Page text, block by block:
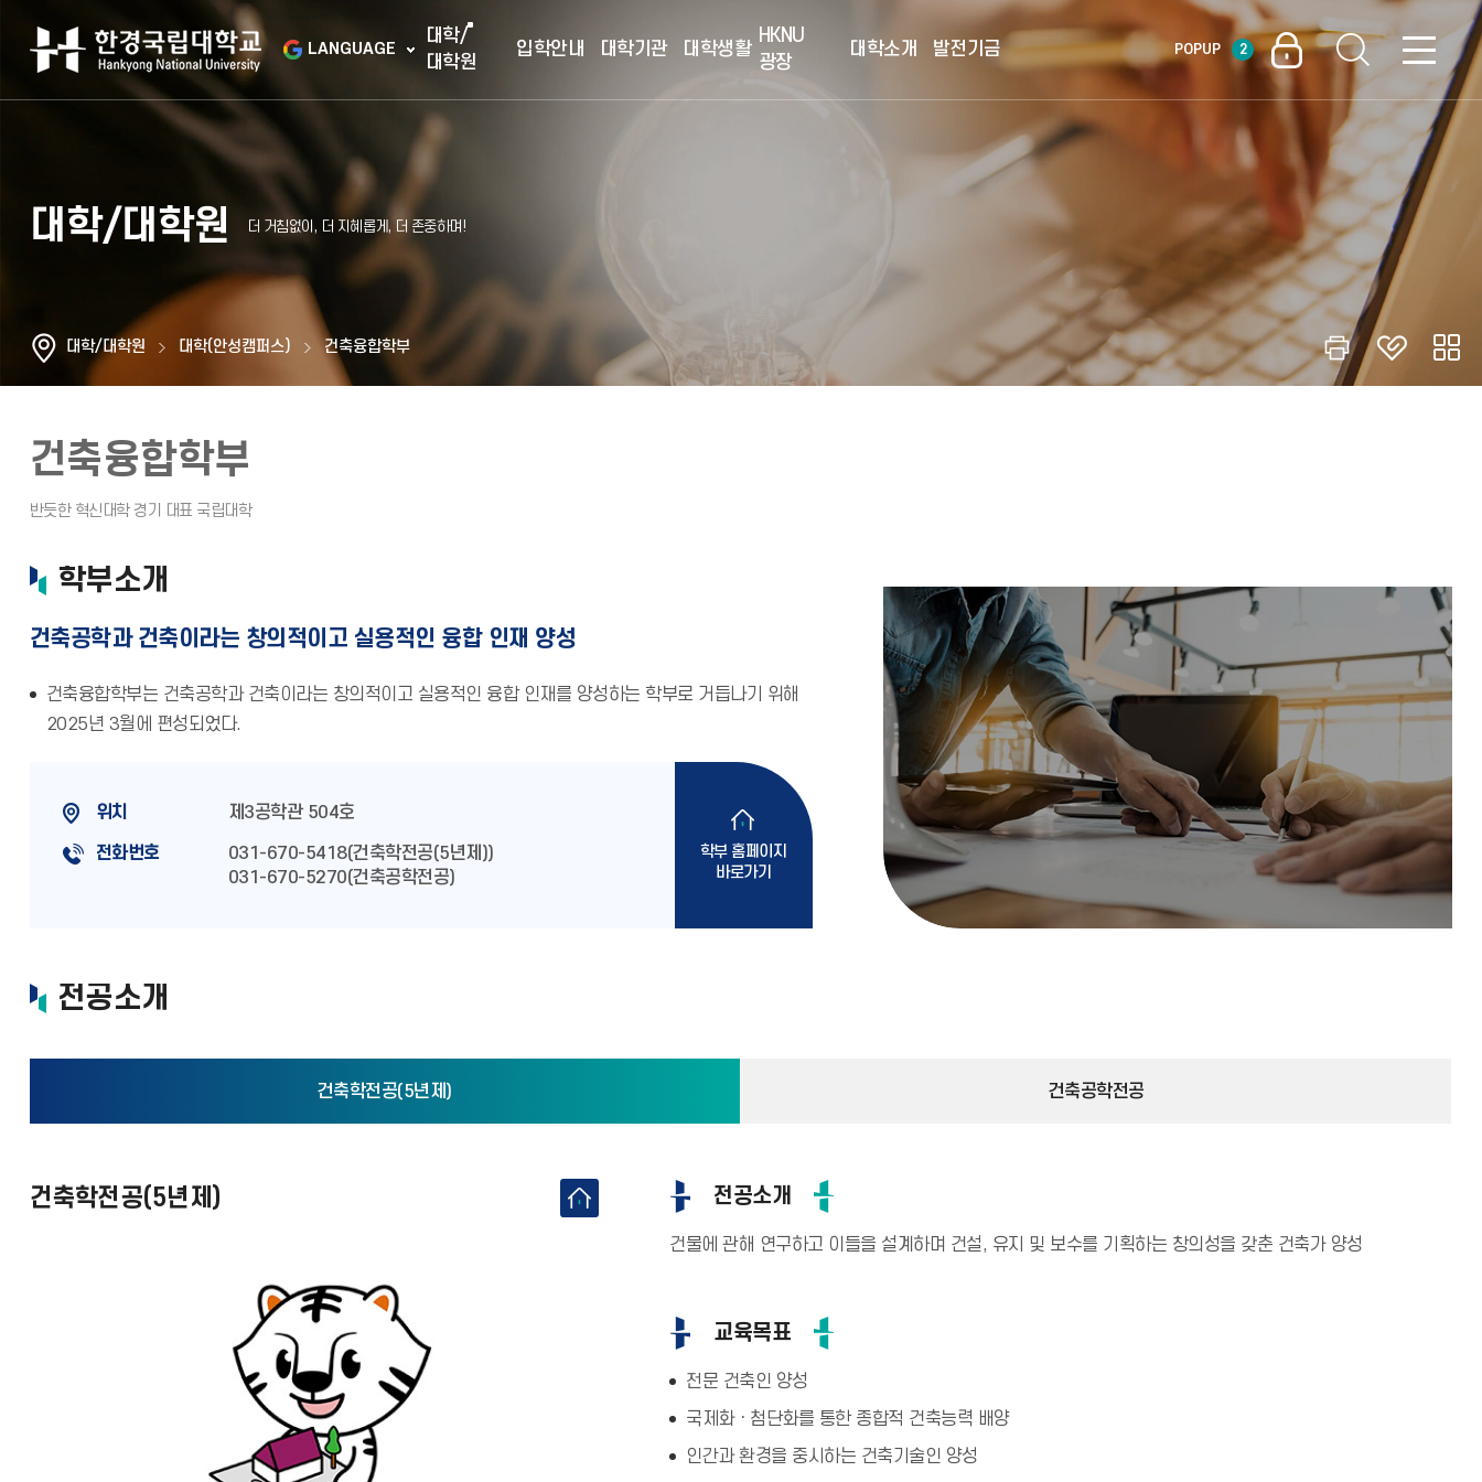
LANGUAGE
대학/
대학원
입학안내 대학기관 대학생활
HKNU
광장
대학소개 발전기금 POPUP 2
대학/대학원
대학/대학원 대학(안성캠퍼스) 건축융합학부
건축융합학부
학부소개
건축공학과 건축이라는 창의적이고 실용적인 융합 인재 양성
건축융합학부는 건축공학과 건축이라는 창의적이고 실용적인 융합 인재를 양성하는 학부로 거듭나기 위해
2025년 3월에 편성되었다.
위치 제3공학관 504호
전화번호
031-670-5418(건축학전공(5년제))
031-670-5270(건축공학전공)
학부 홈페이지
바로가기
전공소개
건축학전공(5년제) 건축공학전공
건축학전공(5년제) 전공소개
건물에 관해 연구하고 이들을 설계하며 건설, 유지 및 보수를 기획하는 창의성을 갖춘 건축가 양성
교육목표
전문 건축인 양성
국제화ㆍ첨단화를 통한 종합적 건축능력 배양
인간과 환경을 중시하는 건축기술인 양성